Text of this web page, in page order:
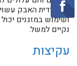
גם קרדית האבק
ושימוש במזגנים
נקיים למשל.
עקיצות